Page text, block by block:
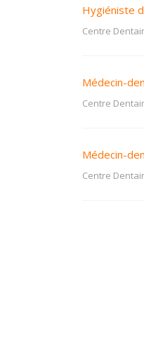
Hygiéniste
Centre
Médecin-
Centre
Médecin-
Centre